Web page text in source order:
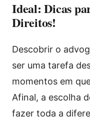
Ideal: Dicas
Direitos!
Descobrir o
ser uma tarefa
momentos em
Afinal, a escolha
fazer toda a